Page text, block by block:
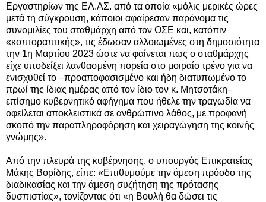
Εργαστηρίων της ΕΛ.ΑΣ. από τα οποία «μόλις μερικές ώρες
μετά τη σύγκρουση, κάποιοι αφαίρεσαν παράνομα τις
συνομιλίες του σταθμάρχη από τον ΟΣΕ και, κατόπιν
«κοπτοραπτικής», τις έδωσαν αλλοιωμένες στη δημοσιότητα
την 1η Μαρτίου 2023 ώστε να φαίνεται πως ο σταθμάρχης
είχε υποδείξει λανθασμένη πορεία στο μοιραίο τρένο για να
ενισχυθεί το –προαποφασισμένο και ήδη διατυπωμένο το
πρωί της ίδιας ημέρας από τον ίδιο τον κ. Μητσοτάκη–
επίσημο κυβερνητικό αφήγημα που ήθελε την τραγωδία να
οφείλεται αποκλειστικά σε ανθρώπινο λάθος, με προφανή
σκοπό την παραπληροφόρηση και χειραγώγηση της κοινής
γνώμης».
Από την πλευρά της κυβέρνησης, ο υπουργός Επικρατείας
Μάκης Βορίδης, είπε: «Επιθυμούμε την άμεση πρόοδο της
διαδικασίας και την άμεση συζήτηση της πρότασης
δυσπιστίας», τονίζοντας ότι «η Βουλή θα δώσει τις